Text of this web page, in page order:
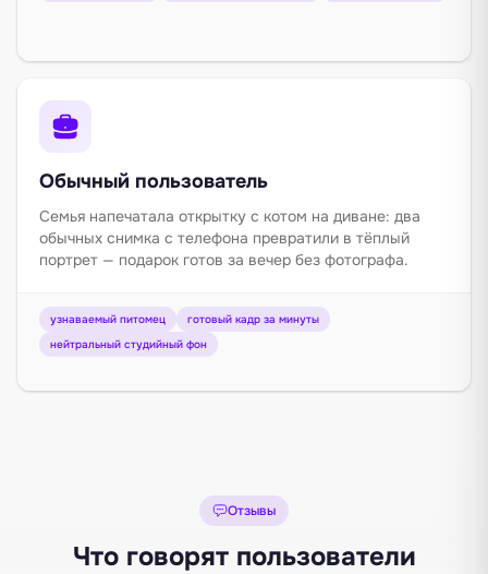
Обычный пользователь
Семья напечатала открытку с котом на диване: два
обычных снимка с телефона превратили в тёплый
портрет — подарок готов за вечер без фотографа.
узнаваемый питомец
готовый кадр за минуты
нейтральный студийный фон
Отзывы
Что говорят пользователи